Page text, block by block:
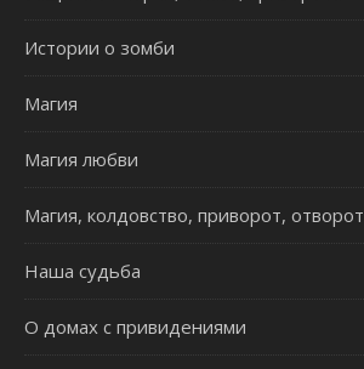
Истории о зомби
Магия
Магия любви
Магия, колдовство, приворот, отворот
Наша судьба
О домах с привидениями